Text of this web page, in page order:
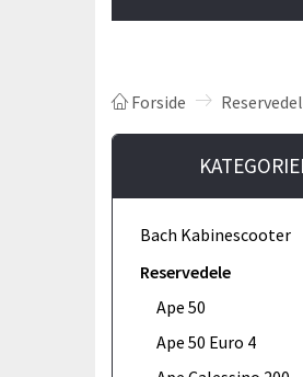
Forside
Bach Kabinescooter
Reservedele
Ape 50
Ape 50 Euro 4